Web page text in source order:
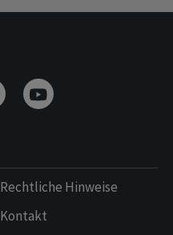
Rechtliche Hinweise
Kontakt